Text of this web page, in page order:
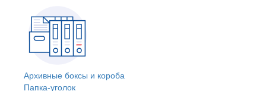
Архивные боксы и короба
Папка-уголок